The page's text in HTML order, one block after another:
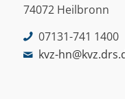
74072 Heilbronn
07131-741 1400
kvz-